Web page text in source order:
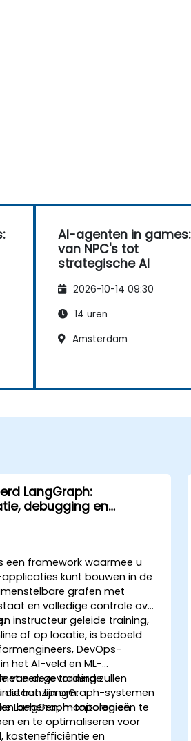
AI-agenten in games:
van NPC's tot
strategische AI
2026-10-14 09:30
14 uren
Amsterdam
LangGraph:
debugging en
een framework waarmee u
kunt bouwen in de
grafen met
en volledige controle over
instructeur geleide training,
of op locatie, is bedoeld
DevOps-
het AI-veld en ML-
een gevorderde
die hun LangGraph-systemen
beheren, monitoren en
van deze training zullen
staat zijn om:
LangGraph-topologieën te
en te optimaliseren voor
kostenefficiëntie en